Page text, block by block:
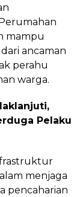
mampu
ancaman
perahu
warga.
Pelaku
menjaga
pencaharian